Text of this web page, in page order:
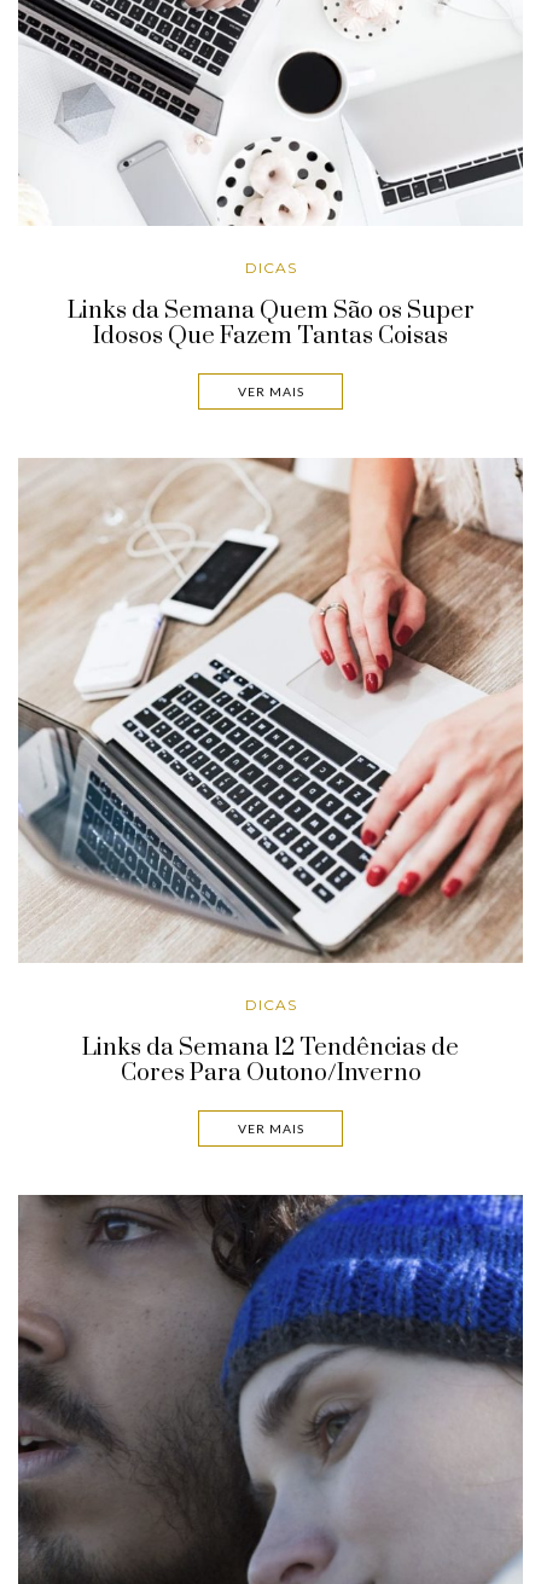
DICAS
Links da Semana Quem São os Super
Idosos Que Fazem Tantas Coisas
VER MAIS
DICAS
Links da Semana 12 Tendências de
Cores Para Outono/Inverno
VER MAIS